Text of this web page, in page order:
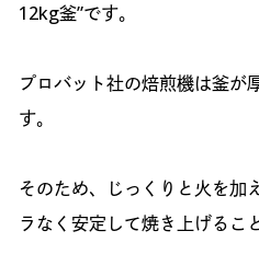
12kg釜”です。
プロバット社の焙煎機は釜が
す。
そのため、じっくりと火を加
ラなく安定して焼き上げるこ